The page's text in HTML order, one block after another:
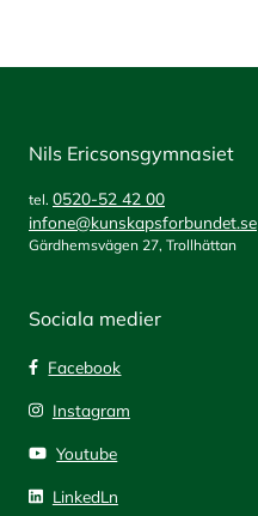
Nils Ericsonsgymnasiet
tel. 0520-52 42 00
infone@kunskapsforbundet.se
Gärdhemsvägen 27, Trollhättan
Sociala medier
Facebook
Instagram
Youtube
LinkedLn